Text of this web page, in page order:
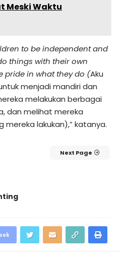
Meski Waktu
to be independent and
things with their own
pride in what they do (Aku
menjadi mandiri dan
melakukan berbagai
dan melihat mereka
lakukan),” katanya.
Next Page